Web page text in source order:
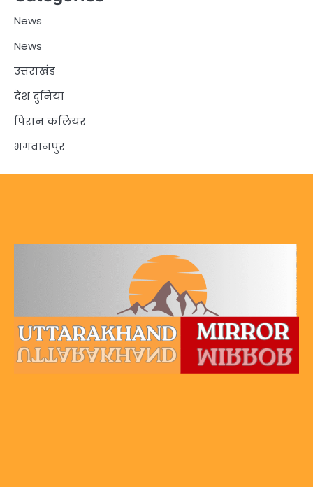
News
News
उत्तराखंड
देश दुनिया
पिरान कलियर
भगवानपुर